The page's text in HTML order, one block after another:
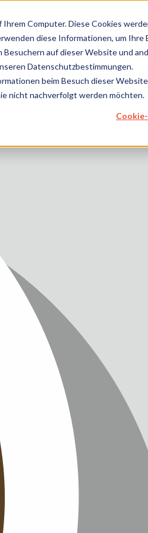
Computer. Diese Cookies
diese Informationen, um
Besuchern auf dieser Website und
Datenschutzbestimmungen.
beim Besuch dieser
nicht nachverfolgt werden möchten.
LEISTUNGEN
HOME
LEISTUNGEN
LEISTUNGEN IVD
KONTAKT
NEWSLETTER